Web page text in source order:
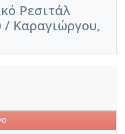
Ρεσιτάλ
/ Καραγιώργου,